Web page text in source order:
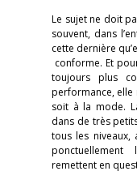
Le sujet ne doit
souvent, dans
cette dernière
conforme. Et
toujours plus
performance, elle
soit à la mode.
dans de très
tous les niveaux,
ponctuellement
remettent en